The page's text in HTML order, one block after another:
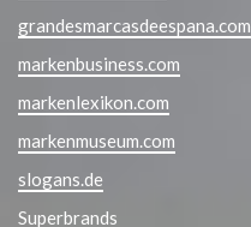
grandesmarcasdeespana.com
markenbusiness.com
markenlexikon.com
markenmuseum.com
slogans.de
Superbrands